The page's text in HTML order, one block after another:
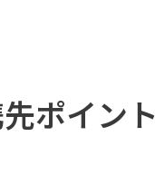
ポイント